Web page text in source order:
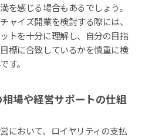
を感じる場合もあるでしょう。
ャイズ開業を検討する際には、
トを十分に理解し、自分の目指
標に合致しているかを慎重に検
す。
場や経営サポートの仕組
において、ロイヤリティの支払